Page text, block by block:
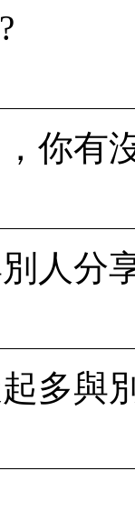
你有
人分
多與